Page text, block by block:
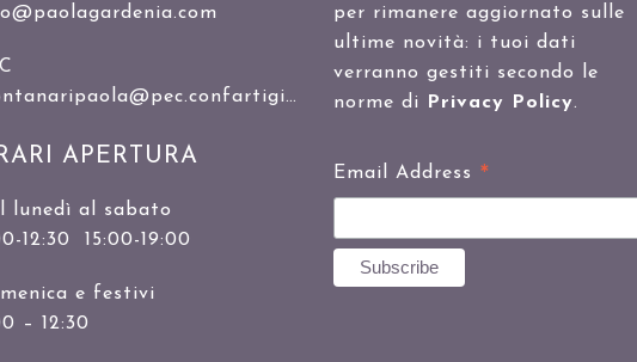
APERTURA
lunedì al sabato
12:30 15:00-19:00
e festivi
– 12:30
per rimanere aggiornato sulle
ultime novità: i tuoi dati
verranno gestiti secondo le
norme di
Privacy Policy.
Email Address *